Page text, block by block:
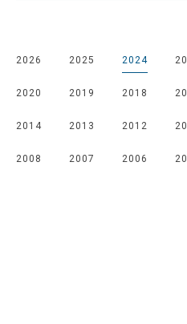
2026 2025 2024
2020 2019 2018
2014 2013 2012
2008 2007 2006